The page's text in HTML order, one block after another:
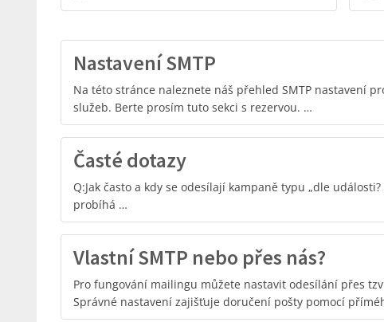
Nastavení SMTP
Na této stránce naleznete náš přehled SMTP nastavení
služeb. Berte prosím tuto sekci s rezervou. …
Časté dotazy
Q:Jak často a kdy se odesílají kampaně typu „dle
probíhá …
Vlastní SMTP nebo přes nás?
Pro fungování mailingu můžete nastavit odesílání přes
Správné nastavení zajišťuje doručení pošty pomocí